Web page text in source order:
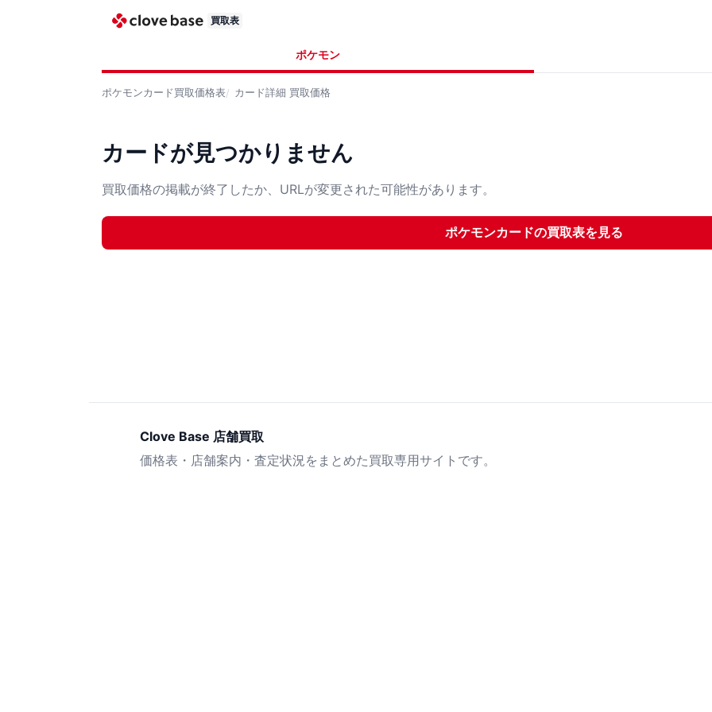
買取表
ポケモン
ポケモンカード買取価格表 カード詳細 買取価格
カードが見つかりません
買取価格の掲載が終了したか、URLが変更された可能性があります。
ポケモンカードの買取表を見る
Clove Base 店舗買取
価格表・店舗案内・査定状況をまとめた買取専用サイトです。